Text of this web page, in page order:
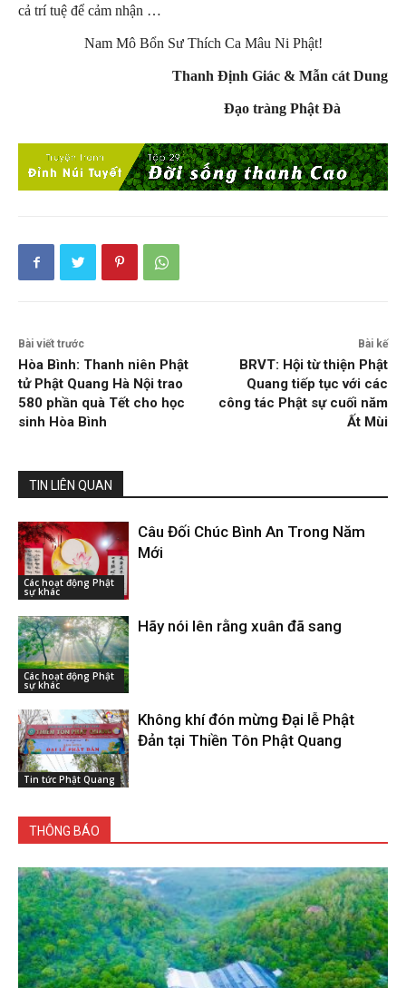
cả trí tuệ để cảm nhận …
Nam Mô Bổn Sư Thích Ca Mâu Ni Phật!
Thanh Định Giác & Mẫn cát Dung
Đạo tràng Phật Đà
Bài viết trước
Hòa Bình: Thanh niên Phật
tử Phật Quang Hà Nội trao
580 phần quà Tết cho học
sinh Hòa Bình
Bài kế
BRVT: Hội từ thiện Phật
Quang tiếp tục với các
công tác Phật sự cuối năm
Ất Mùi
TIN LIÊN QUAN
Các hoạt động Phật
sự khác
Câu Đối Chúc Bình An Trong Năm
Mới
Các hoạt động Phật
sự khác
Hãy nói lên rằng xuân đã sang
Tin tức Phật Quang
Không khí đón mừng Đại lễ Phật
Đản tại Thiền Tôn Phật Quang
THÔNG BÁO